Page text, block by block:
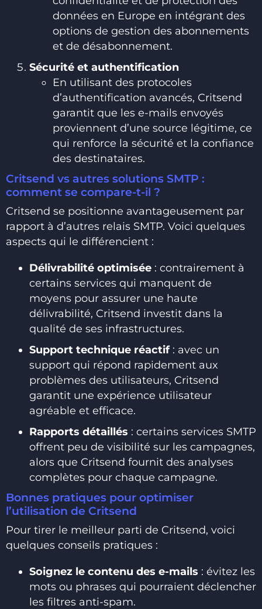
données en Europe en intégrant des
options de gestion des abonnements
et de désabonnement.
Sécurité et authentification
En utilisant des protocoles
d’authentification avancés, Critsend
garantit que les e-mails envoyés
proviennent d’une source légitime, ce
qui renforce la sécurité et la confiance
des destinataires.
Critsend vs autres solutions SMTP :
comment se compare-t-il ?
Critsend se positionne avantageusement par
rapport à d’autres relais SMTP. Voici quelques
aspects qui le différencient :
Délivrabilité optimisée : contrairement à
certains services qui manquent de
moyens pour assurer une haute
délivrabilité, Critsend investit dans la
qualité de ses infrastructures.
Support technique réactif: avec un
support qui répond rapidement aux
problèmes des utilisateurs, Critsend
garantit une expérience utilisateur
agréable et efficace.
Rapports détaillés : certains services SMTP
offrent peu de visibilité sur les campagnes,
alors que Critsend fournit des analyses
complètes pour chaque campagne.
Bonnes pratiques pour optimiser
l’utilisation de Critsend
Pour tirer le meilleur parti de Critsend, voici
quelques conseils pratiques :
Soignez le contenu des e-mails : évitez les
mots ou phrases qui pourraient déclencher
les filtres anti-spam.